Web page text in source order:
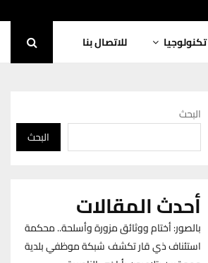
تكنولوجيا للاتصال بنا
البحث
البحث
أحدث المقالات
بالصور: أختام ووثائق مزورة وأسلحة.. محكمة
استئناف ذي قار تكشف شبكة موظفي بلدية